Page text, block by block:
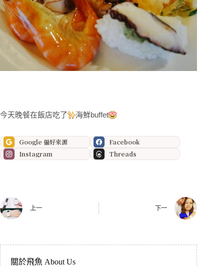
今天晚餐在飯店吃了✨ 海鮮buffet
Google 偏好來源
Facebook
Instagram
Threads
上一 下一
關於飛魚 About Us